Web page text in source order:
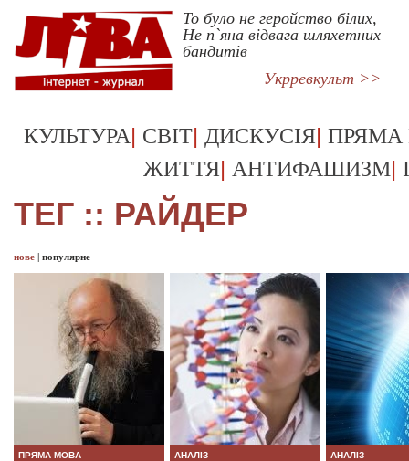
То було не геройство білих,
Не п`яна відвага шляхетних
бандитів
Укрревкульт >>
КУЛЬТУРА| СВІТ| ДИСКУСІЯ| ПРЯМА
ЖИТТЯ| АНТИФАШИЗМ|
ТЕГ :: РАЙДЕР
нове | популярне
ПРЯМА МОВА АНАЛІЗ АНАЛІЗ